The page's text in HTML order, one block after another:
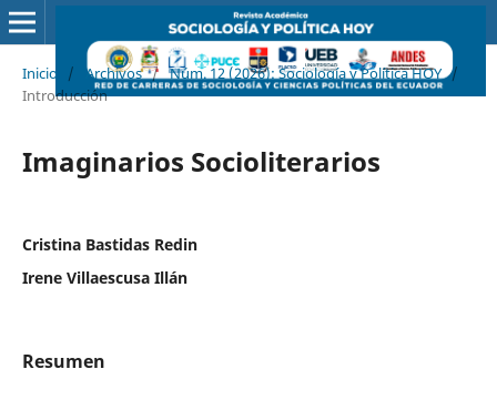
Inicio / Archivos / Núm. 12 (2026): Sociología y Política HOY /
Introducción
Imaginarios Socioliterarios
Cristina Bastidas Redin
Irene Villaescusa Illán
Resumen